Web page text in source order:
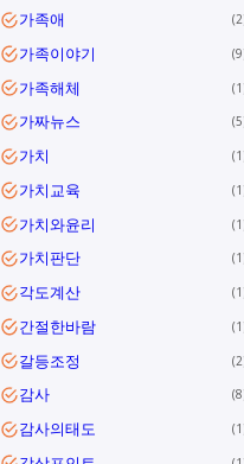
가족애 2
가족이야기 9
가족해체 1
가짜뉴스 5
가치 1
가치교육 1
가치와윤리 1
가치판단 1
각도계산 1
간절한바람 1
갈등조정 2
감사 8
감사의태도 1